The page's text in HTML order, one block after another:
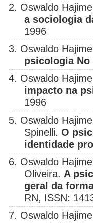
2. Oswaldo
a sociologia
1996
3. Oswaldo
psicologia
4. Oswaldo
impacto na
1996
5. Oswaldo
Spinelli.O
identidade
6. Oswaldo
Oliveira. A
geral da
RN, ISSN:
7. Oswaldo